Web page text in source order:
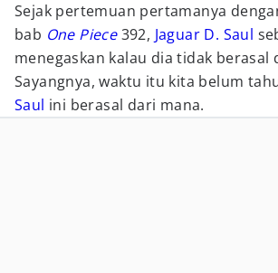
Sejak pertemuan pertamanya
bab One Piece 392, Jaguar D. Saul
menegaskan kalau dia tidak berasal
Sayangnya, waktu itu kita belum
Saul ini berasal dari mana.